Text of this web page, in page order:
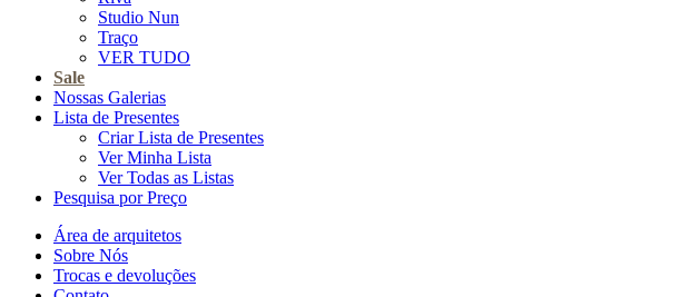
Studio Nun
Traço
VER TUDO
Sale
Nossas Galerias
Lista de Presentes
Criar Lista de Presentes
Ver Minha Lista
Ver Todas as Listas
Pesquisa por Preço
Área de arquitetos
Sobre Nós
Trocas e devoluções